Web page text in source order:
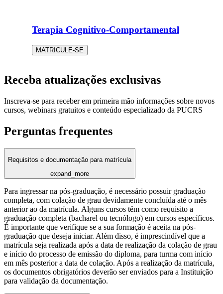
Terapia Cognitivo-Comportamental
MATRICULE-SE
Receba atualizações exclusivas
Inscreva-se para receber em primeira mão informações sobre novos
cursos, webinars gratuitos e conteúdo especializado da PUCRS
Perguntas frequentes
Requisitos e documentação para matrícula
expand_more
Para ingressar na pós-graduação, é necessário possuir graduação
completa, com colação de grau devidamente concluída até o mês
anterior ao da matrícula. Alguns cursos têm como requisito a
graduação completa (bacharel ou tecnólogo) em cursos específicos.
É importante que verifique se a sua formação é aceita na pós-
graduação que deseja iniciar. Além disso, é imprescindível que a
matrícula seja realizada após a data de realização da colação de grau
e início do processo de emissão do diploma, para turma com início
em mês posterior a data de colação. Após a realização da matrícula,
os documentos obrigatórios deverão ser enviados para a Instituição
para validação da documentação.